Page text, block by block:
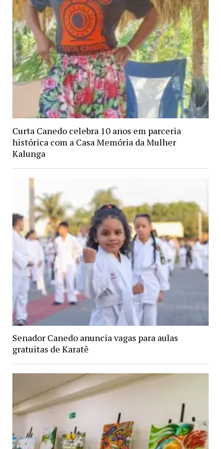
Curta Canedo celebra 10 anos em parceria
histórica com a Casa Memória da Mulher
Kalunga
Senador Canedo anuncia vagas para aulas
gratuitas de Karatê